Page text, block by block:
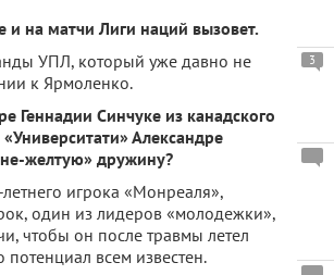
на матчи Лиги наций вызовет.
УПЛ, который уже давно не
к Ярмоленко.
Геннадии Синчуке из канадского
Александре
желтую» дружину?
игрока «Монреаля»,
один из лидеров «молодежки»,
чтобы он после травмы летел
потенциал всем известен.
3